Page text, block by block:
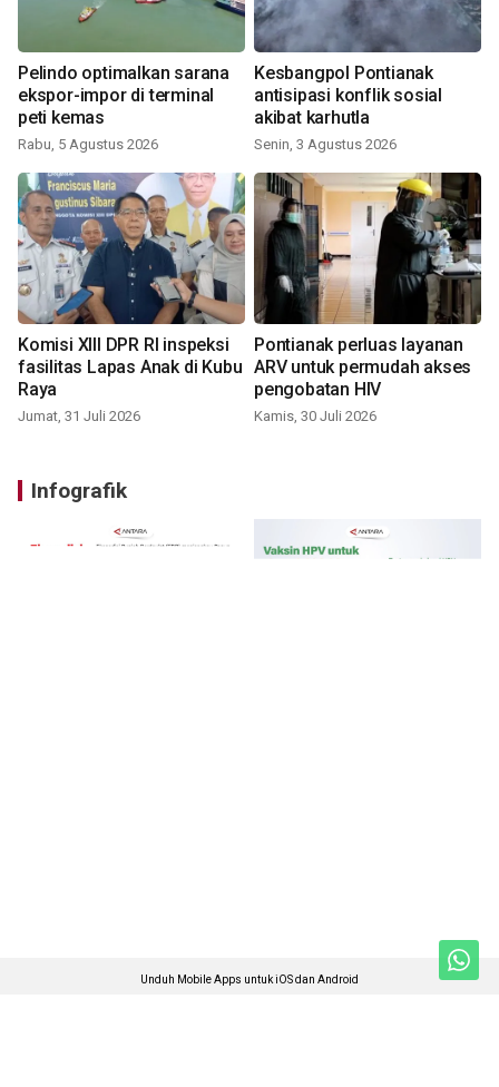
Pelindo optimalkan sarana
ekspor-impor di terminal
peti kemas
Rabu, 5 Agustus 2026
Kesbangpol Pontianak
antisipasi konflik sosial
akibat karhutla
Senin, 3 Agustus 2026
Komisi XIII DPR RI inspeksi
fasilitas Lapas Anak di Kubu
Raya
Jumat, 31 Juli 2026
Pontianak perluas layanan
ARV untuk permudah akses
pengobatan HIV
Kamis, 30 Juli 2026
Infografik
Unduh Mobile Apps untuk iOS dan Android